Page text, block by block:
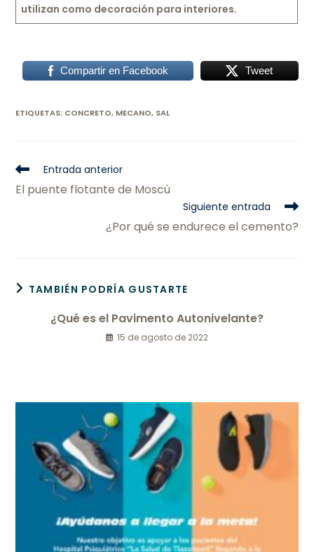
utilizan como decoración para interiores.
Compartir en Facebook Tweet
ETIQUETAS: CONCRETO, MECANO, SAL
Entrada anterior
El puente flotante de Moscú
Siguiente entrada
¿Por qué se endurece el cemento?
TAMBIÉN PODRÍA GUSTARTE
¿Qué es el Pavimento Autonivelante?
15 de agosto de 2022